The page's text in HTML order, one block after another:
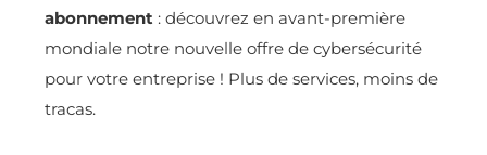
abonnement : découvrez en avant-première
mondiale notre nouvelle offre de cybersécurité
pour votre entreprise ! Plus de services, moins de
tracas.